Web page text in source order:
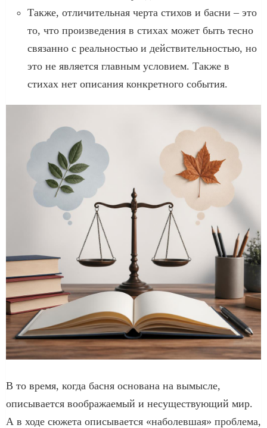
Также, отличительная черта стихов и басни – это
то, что произведения в стихах может быть тесно
связанно с реальностью и действительностью, но
это не является главным условием. Также в
стихах нет описания конкретного события.
В то время, когда басня основана на вымысле,
описывается воображаемый и несуществующий мир.
А в ходе сюжета описывается «наболевшая» проблема,